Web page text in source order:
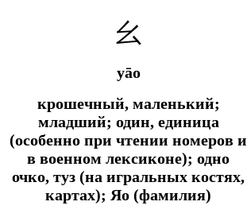
幺
yāo
крошечный, маленький;
младший; один, единица
(особенно при чтении номеров и
в военном лексиконе); одно
очко, туз (на игральных костях,
картах); Яо (фамилия)